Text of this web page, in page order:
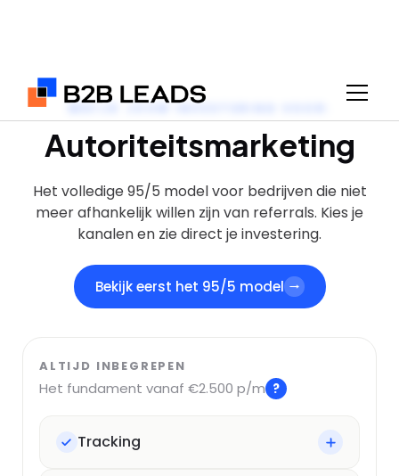
BEKIJK JOUW INVESTERING VOOR:
Autoriteitsmarketing
Het volledige 95/5 model voor bedrijven die niet
meer afhankelijk willen zijn van referrals. Kies je
kanalen en zie direct je investering.
Bekijk eerst het 95/5 model
ALTIJD INBEGREPEN
Het fundament vanaf €2.500 p/m ?
Tracking